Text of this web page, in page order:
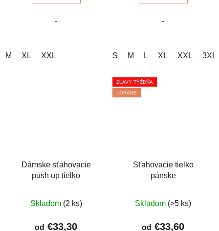
hviezdičiek.
-
M XL XXL
hviezdičiek.
-
S M L XL XXL 3XL
Dámske sťahovacie
push up tielko
hodnotenie
produktu
Skladom (2 ks)
od €33,30
ZĽAVY TÝŽDŇA
LORANE
Sťahovacie tielko
pánske
hodnotenie
produktu
Skladom (>5 ks)
od €33,60